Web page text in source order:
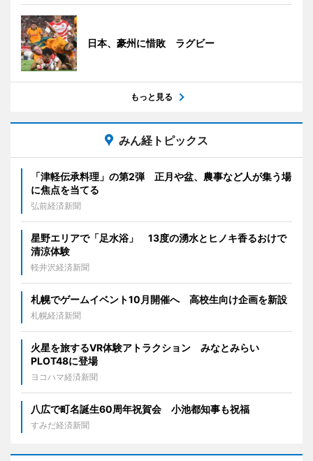
日本、豪州に惜敗 ラグビー
もっと見る
みん経トピックス
「津軽伝承料理」の第2弾 正月や盆、農事など人が集う場
に焦点を当てる
弘前経済新聞
星野エリアで「足水浴」 13度の湧水とヒノキ香るおけで
清涼体験
軽井沢経済新聞
札幌でゲームイベント10月開催へ 高校生向け企画を新設
札幌経済新聞
火星を旅するVR体験アトラクション みなとみらい
PLOT48に登場
ヨコハマ経済新聞
八広で町名誕生60周年祝賀会 小池都知事も祝福
すみだ経済新聞